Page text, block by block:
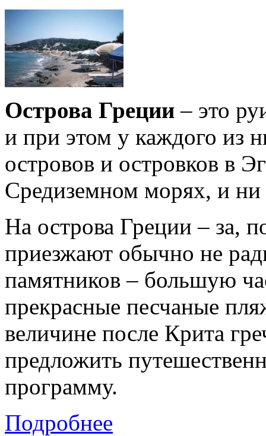
Острова Греции – это
и при этом у каждого из
островов и островков в
Средиземном морях, и
На острова Греции – за,
приезжают обычно не
памятников – большую
прекрасные песчаные
величине после Крита
предложить
программу.
Подробнее